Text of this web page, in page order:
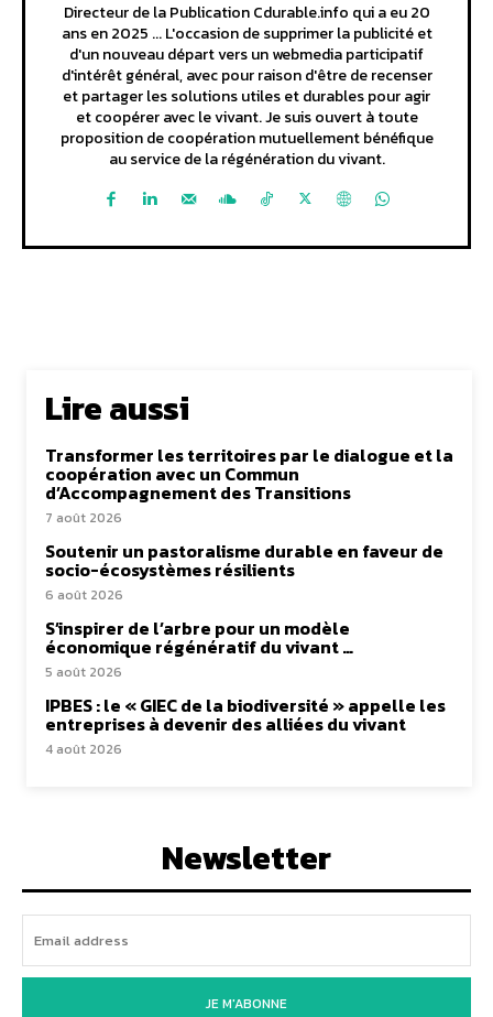
Directeur de la Publication Cdurable.info qui a eu 20
ans en 2025 ... L'occasion de supprimer la publicité et
d'un nouveau départ vers un webmedia participatif
d'intérêt général, avec pour raison d'être de recenser
et partager les solutions utiles et durables pour agir
et coopérer avec le vivant. Je suis ouvert à toute
proposition de coopération mutuellement bénéfique
au service de la régénération du vivant.
Lire aussi
Transformer les territoires par le dialogue et la
coopération avec un Commun
d’Accompagnement des Transitions
7 août 2026
Soutenir un pastoralisme durable en faveur de
socio-écosystèmes résilients
6 août 2026
S’inspirer de l’arbre pour un modèle
économique régénératif du vivant …
5 août 2026
IPBES : le « GIEC de la biodiversité » appelle les
entreprises à devenir des alliées du vivant
4 août 2026
Newsletter
JE M'ABONNE